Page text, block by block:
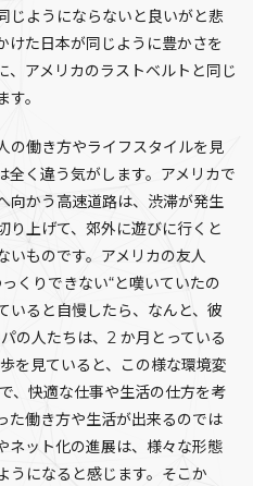
じようにならないと良いがと悲
けた日本が同じように豊かさを
、アメリカのラストベルトと同じ
。
の働き方やライフスタイルを見
全く違う気がします。アメリカで
向かう高速道路は、渋滞が発生
り上げて、郊外に遊びに行くと
いものです。アメリカの友人
くりできない“と嘆いていたの
いると自慢したら、なんと、彼
の人たちは、2 か月とっている
を見ていると、この様な環境変
、快適な仕事や生活の仕方を考
た働き方や生活が出来るのでは
ネット化の進展は、様々な形態
うになると感じます。そこか